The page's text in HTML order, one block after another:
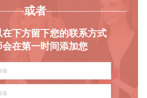
或者
下方留下您的联系方式
会在第一时间添加您